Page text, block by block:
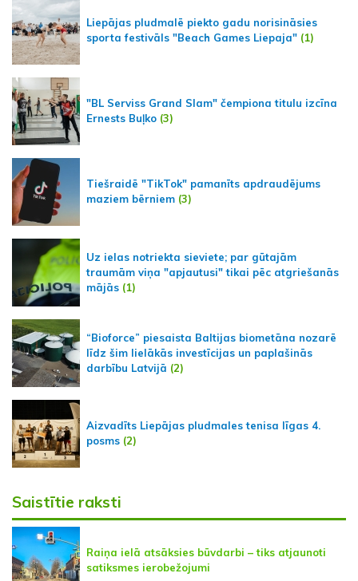
Liepājas pludmalē piekto gadu norisināsies
sporta festivāls "Beach Games Liepaja" (1)
"BL Serviss Grand Slam" čempiona titulu izcīna
Ernests Buļko (3)
Tiešraidē "TikTok" pamanīts apdraudējums
maziem bērniem (3)
Uz ielas notriekta sieviete; par gūtajām
traumām viņa "apjautusi" tikai pēc atgriešanās
mājās (1)
“Bioforce” piesaista Baltijas biometāna nozarē
līdz šim lielākās investīcijas un paplašinās
darbību Latvijā (2)
Aizvadīts Liepājas pludmales tenisa līgas 4.
posms (2)
Saistītie raksti
Raiņa ielā atsāksies būvdarbi – tiks atjaunoti
satiksmes ierobežojumi